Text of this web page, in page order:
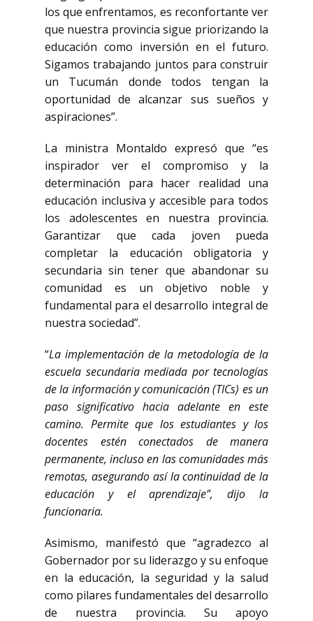
los que enfrentamos, es reconfortante ver
que nuestra provincia sigue priorizando la
educación como inversión en el futuro.
Sigamos trabajando juntos para construir
un Tucumán donde todos tengan la
oportunidad de alcanzar sus sueños y
aspiraciones”.
La ministra Montaldo expresó que “es
inspirador ver el compromiso y la
determinación para hacer realidad una
educación inclusiva y accesible para todos
los adolescentes en nuestra provincia.
Garantizar que cada joven pueda
completar la educación obligatoria y
secundaria sin tener que abandonar su
comunidad es un objetivo noble y
fundamental para el desarrollo integral de
nuestra sociedad”.
“La implementación de la metodología de la
escuela secundaria mediada por tecnologías
de la información y comunicación (TICs) es un
paso significativo hacia adelante en este
camino. Permite que los estudiantes y los
docentes estén conectados de manera
permanente, incluso en las comunidades más
remotas, asegurando así la continuidad de la
educación y el aprendizaje”, dijo la
funcionaria.
Asimismo, manifestó que “agradezco al
Gobernador por su liderazgo y su enfoque
en la educación, la seguridad y la salud
como pilares fundamentales del desarrollo
de nuestra provincia. Su apoyo